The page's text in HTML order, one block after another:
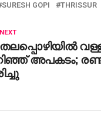
SURESH GOPI THRISSUR
അപകടം;